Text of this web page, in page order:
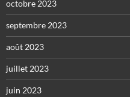
octobre 2023
septembre 2023
août 2023
juillet 2023
juin 2023